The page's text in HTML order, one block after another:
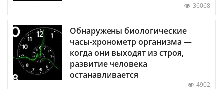
36068
Обнаружены биологические
часы-хронометр организма —
когда они выходят из строя,
развитие человека
останавливается
4902